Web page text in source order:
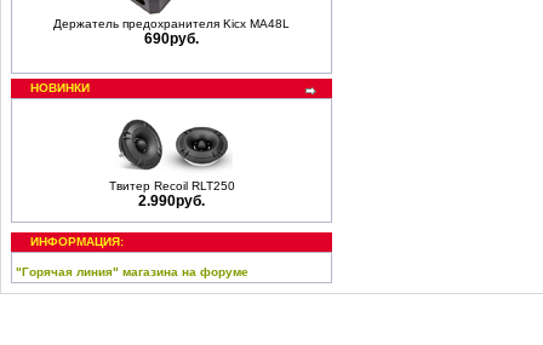
Держатель предохранителя Kicx MA48L
690руб.
НОВИНКИ
Твитер Recoil RLT250
2.990руб.
ИНФОРМАЦИЯ:
"Горячая линия" магазина на форуме